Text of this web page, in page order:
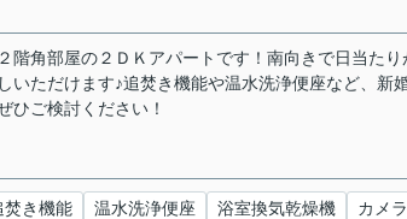
階角部屋の２ＤＫアパートです！南向きで日当た
いただけます♪追焚き機能や温水洗浄便座など、新
ひご検討ください！
焚き機能 温水洗浄便座 浴室換気乾燥機 カメ